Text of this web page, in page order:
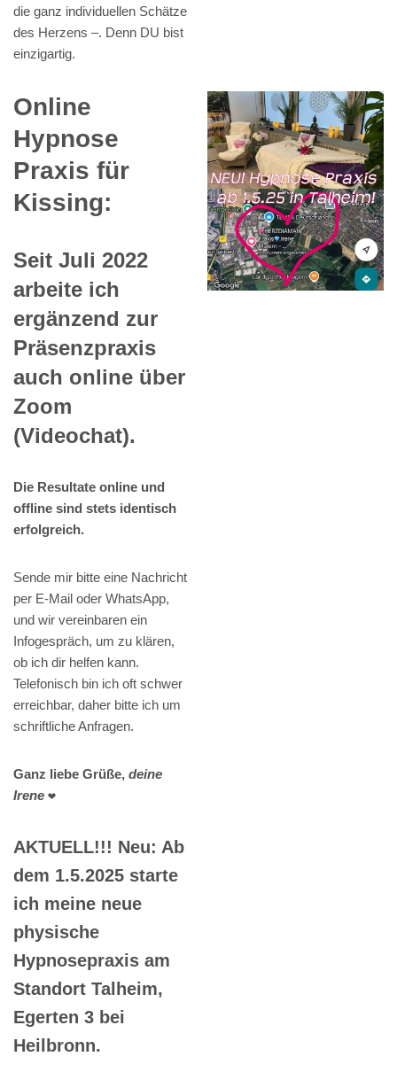
die ganz individuellen Schätze
des Herzens –. Denn DU bist
einzigartig.
Online
Hypnose
Praxis für
Kissing:
Seit Juli 2022
arbeite ich
ergänzend zur
Präsenzpraxis
auch online über
Zoom
(Videochat).
Die Resultate online und
offline sind stets identisch
erfolgreich.
Sende mir bitte eine Nachricht
per E-Mail oder WhatsApp,
und wir vereinbaren ein
Infogespräch, um zu klären,
ob ich dir helfen kann.
Telefonisch bin ich oft schwer
erreichbar, daher bitte ich um
schriftliche Anfragen.
Ganz liebe Grüße, deine
Irene ❤️
AKTUELL!!! Neu: Ab
dem 1.5.2025 starte
ich meine neue
physische
Hypnosepraxis am
Standort Talheim,
Egerten 3 bei
Heilbronn.